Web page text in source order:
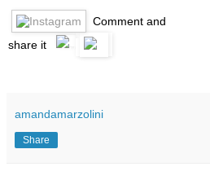
Comment and
share it
amandamarzolini
Share